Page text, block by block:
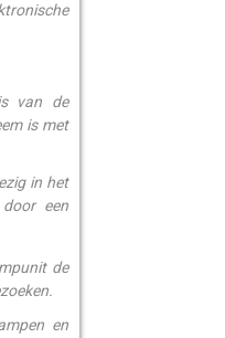
van de
is met
in het
een
de
en